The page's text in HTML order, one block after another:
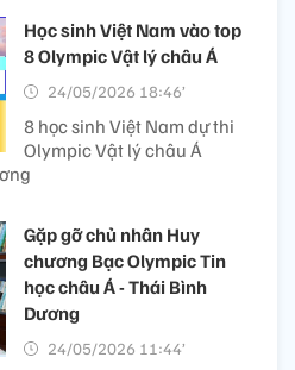
Học sinh Việt Nam vào top
8 Olympic Vật lý châu Á
24/05/2026 18:46’
8 học sinh Việt Nam dự thi
Olympic Vật lý châu Á
Gặp gỡ chủ nhân Huy
chương Bạc Olympic Tin
học châu Á - Thái Bình
Dương
24/05/2026 11:44’